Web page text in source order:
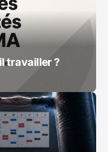
travailler ?